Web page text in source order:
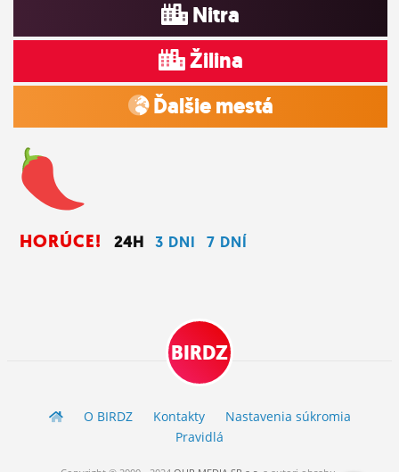
Nitra
Žilina
Ďalšie mestá
HORÚCE! 24H 3 DNI 7 DNÍ
BIRDZ
O BIRDZ Kontakty
Nastavenia súkromia
Pravidlá